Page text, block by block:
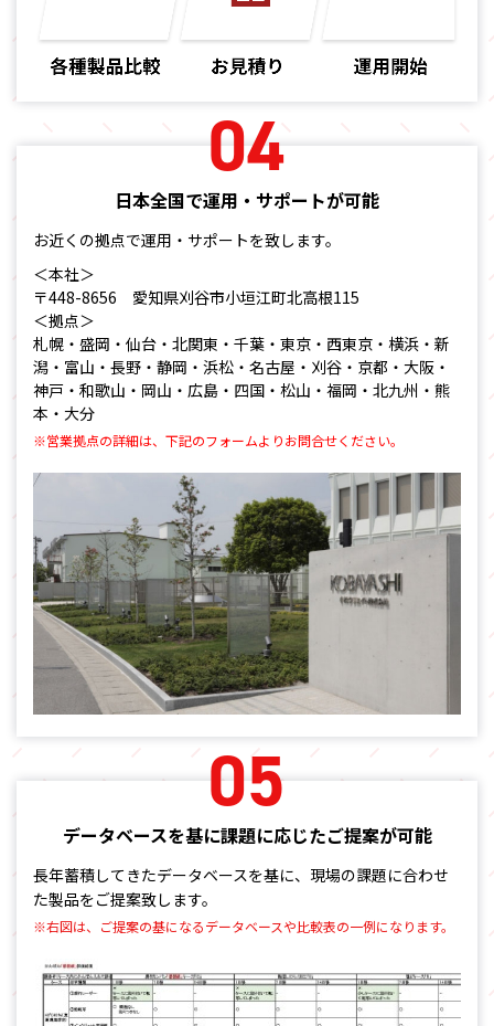
04
日本全国で運用・サポートが可能
お近くの拠点で運用・サポートを致します。
＜本社＞
〒448-8656 愛知県刈谷市小垣江町北高根115
＜拠点＞
札幌・盛岡・仙台・北関東・千葉・東京・西東京・横浜・新
潟・富山・長野・静岡・浜松・名古屋・刈谷・京都・大阪・
神戸・ 和歌山・岡山・広島・四国・松山・福岡・北九州・熊
本・大分
※営業拠点の詳細は、下記のフォームよりお問合せください。
05
データベースを基に課題に応じたご提案が可能
長年蓄積してきたデータベースを基に、 現場の課題に合わせ
た製品をご提案致します。
※右図は、ご提案の基になるデータベースや比較表の一例になります。